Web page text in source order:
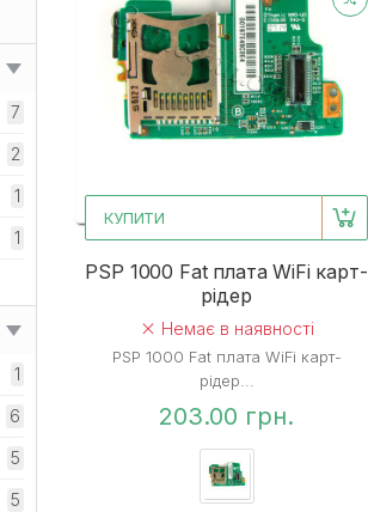
3
7
2
1
1
1
2
1
1
1
1
6
5
5
КУПИТИ
PSP 1000 Fat плата WiFi карт-
рідер
Немає в наявності
PSP 1000 Fat плата WiFi карт-
рідер...
203.00 грн.